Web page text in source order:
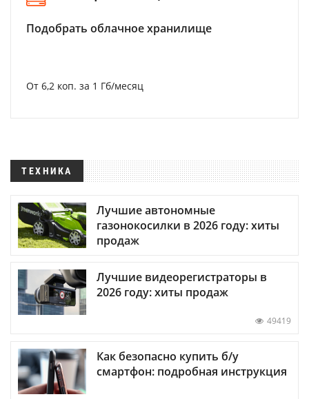
Подобрать облачное хранилище
От 6,2 коп. за 1 Гб/месяц
ТЕХНИКА
Лучшие автономные
газонокосилки в 2026 году: хиты
продаж
Лучшие видеорегистраторы в
2026 году: хиты продаж
49419
Как безопасно купить б/у
смартфон: подробная инструкция